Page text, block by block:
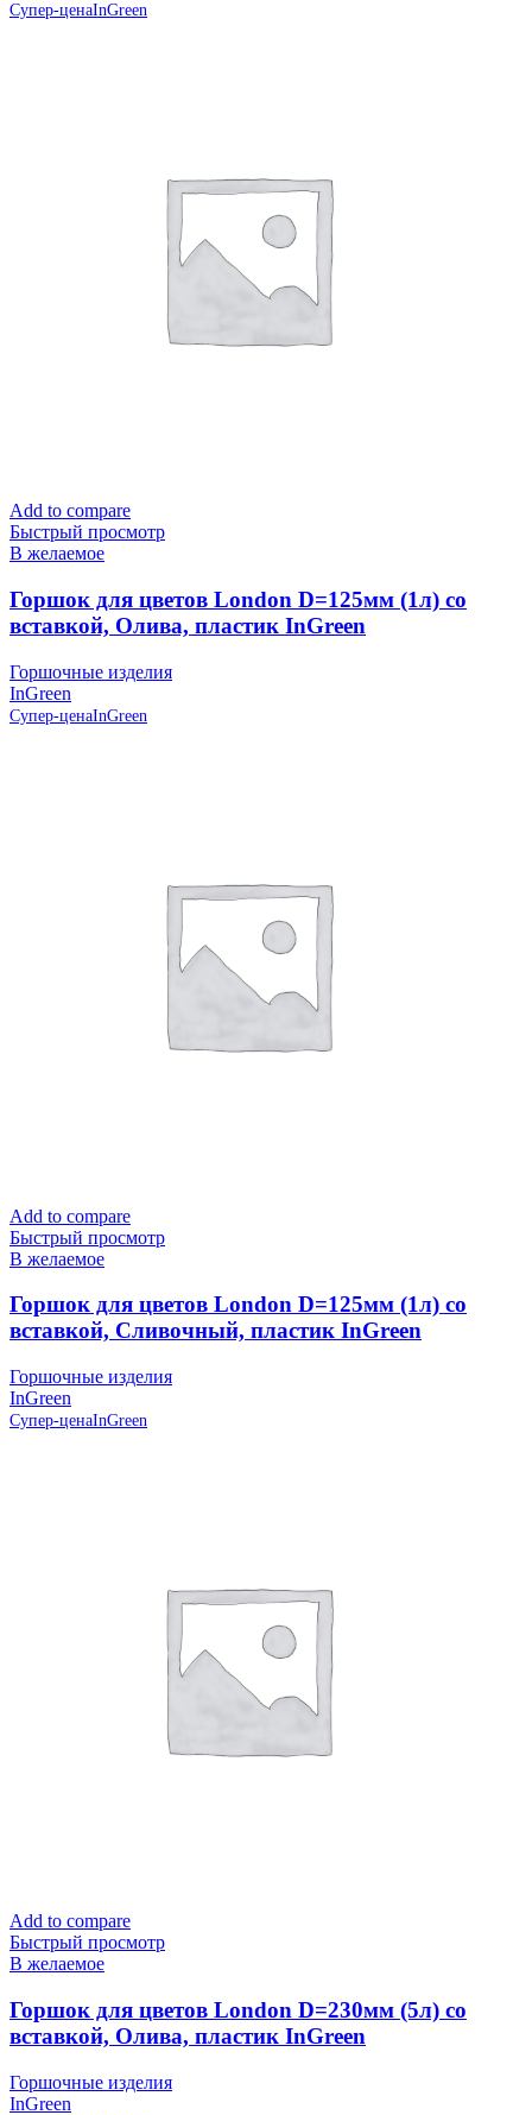
Супер-ценаInGreen
Add to compare
Быстрый просмотр
В желаемое
Горшок для цветов London D=125мм (1л) со
вставкой, Олива, пластик InGreen
Горшочные изделия
InGreen
Супер-ценаInGreen
Add to compare
Быстрый просмотр
В желаемое
Горшок для цветов London D=125мм (1л) со
вставкой, Сливочный, пластик InGreen
Горшочные изделия
InGreen
Супер-ценаInGreen
Add to compare
Быстрый просмотр
В желаемое
Горшок для цветов London D=230мм (5л) со
вставкой, Олива, пластик InGreen
Горшочные изделия
InGreen